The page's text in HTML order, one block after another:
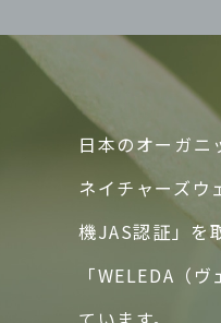
日本のオーガニ
ネイチャーズ
機JAS認証」を
「WELEDA（